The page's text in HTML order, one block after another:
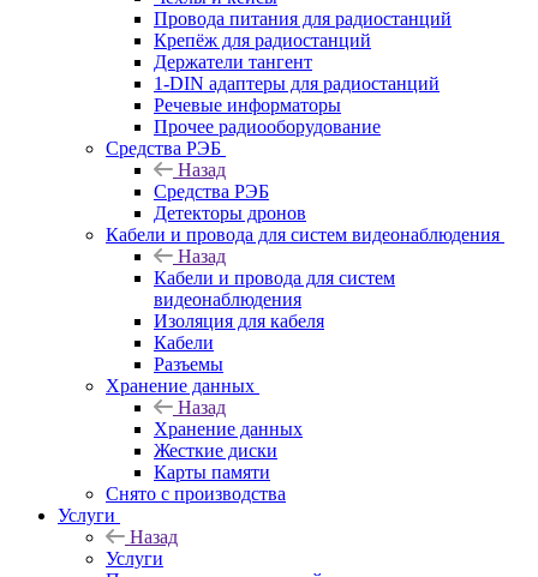
Провода питания для радиостанций
Крепёж для радиостанций
Держатели тангент
1-DIN адаптеры для радиостанций
Речевые информаторы
Прочее радиооборудование
Средства РЭБ
Назад
Средства РЭБ
Детекторы дронов
Кабели и провода для систем видеонаблюдения
Назад
Кабели и провода для систем
видеонаблюдения
Изоляция для кабеля
Кабели
Разъемы
Хранение данных
Назад
Хранение данных
Жесткие диски
Карты памяти
Снято с производства
Услуги
Назад
Услуги